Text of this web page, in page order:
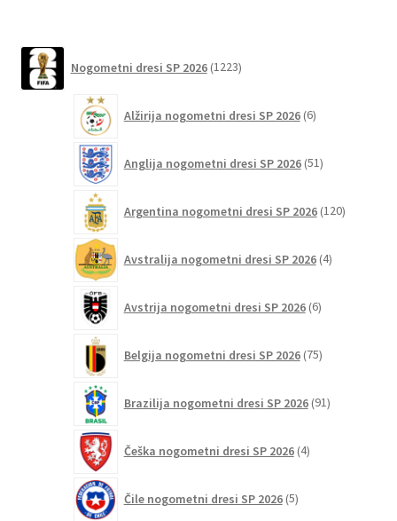
na
izdelka
Nogometni dresi SP 2026 1223izdelkov
Alžirija nogometni dresi SP 2026 6izdelkov
Anglija nogometni dresi SP 2026 51izdelkov
Argentina nogometni dresi SP 2026 120izdelkov
Avstralija nogometni dresi SP 2026 4izdelki
Avstrija nogometni dresi SP 2026 6izdelkov
Belgija nogometni dresi SP 2026 75izdelkov
Brazilija nogometni dresi SP 2026 91izdelkov
Češka nogometni dresi SP 2026 4izdelki
Čile nogometni dresi SP 2026 5izdelkov